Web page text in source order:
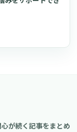
が続く記事をまとめ